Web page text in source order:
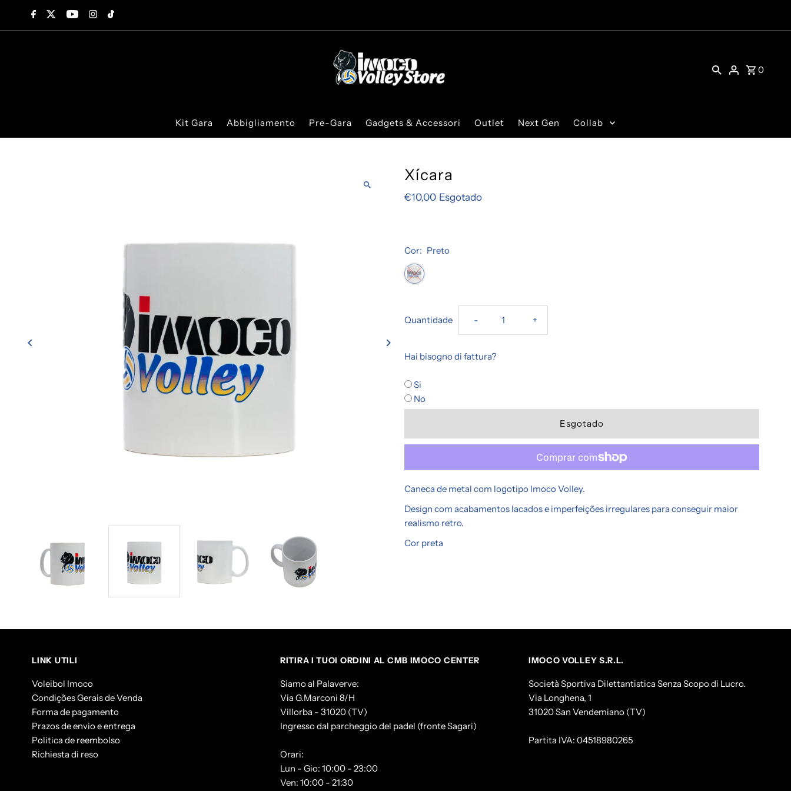
Saltar para o conteúdo
0
Kit Gara Abbigliamento Pre-Gara Gadgets & Accessori Outlet Next Gen Collab
Xícara
€10,00 Esgotado
Cor: Preto
Quantidade Diminuir
- Aumentar
+
Hai bisogno di fattura?
Si
No
Caneca de metal com logotipo Imoco Volley.
Design com acabamentos lacados e imperfeições irregulares para conseguir maior
realismo retro.
Cor preta
LINK UTILI
Voleibol Imoco
Condições Gerais de Venda
Forma de pagamento
Prazos de envio e entrega
Politica de reembolso
Richiesta di reso
RITIRA I TUOI ORDINI AL CMB IMOCO CENTER
Siamo al Palaverve:
Via G.Marconi 8/H
Villorba - 31020 (TV)
Ingresso dal parcheggio del padel (fronte Sagari)
Orari:
Lun - Gio: 10:00 - 23:00
Ven: 10:00 - 21:30
IMOCO VOLLEY S.R.L.
Società Sportiva Dilettantistica Senza Scopo di Lucro.
Via Longhena, 1
31020 San Vendemiano (TV)
Partita IVA: 04518980265